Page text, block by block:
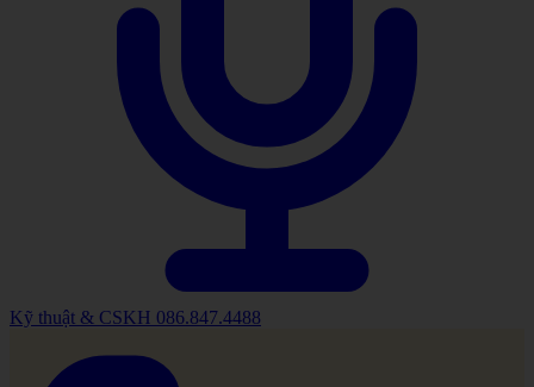
Kỹ thuật & CSKH 086.847.4488